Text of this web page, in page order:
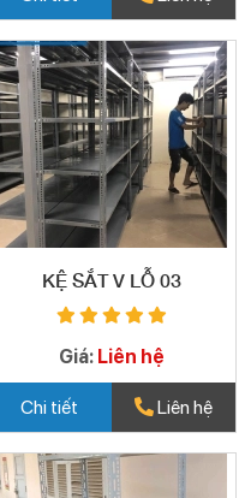
KỆ SẮT V LỖ 03
Giá: Liên hệ
Chi tiết Liên hệ